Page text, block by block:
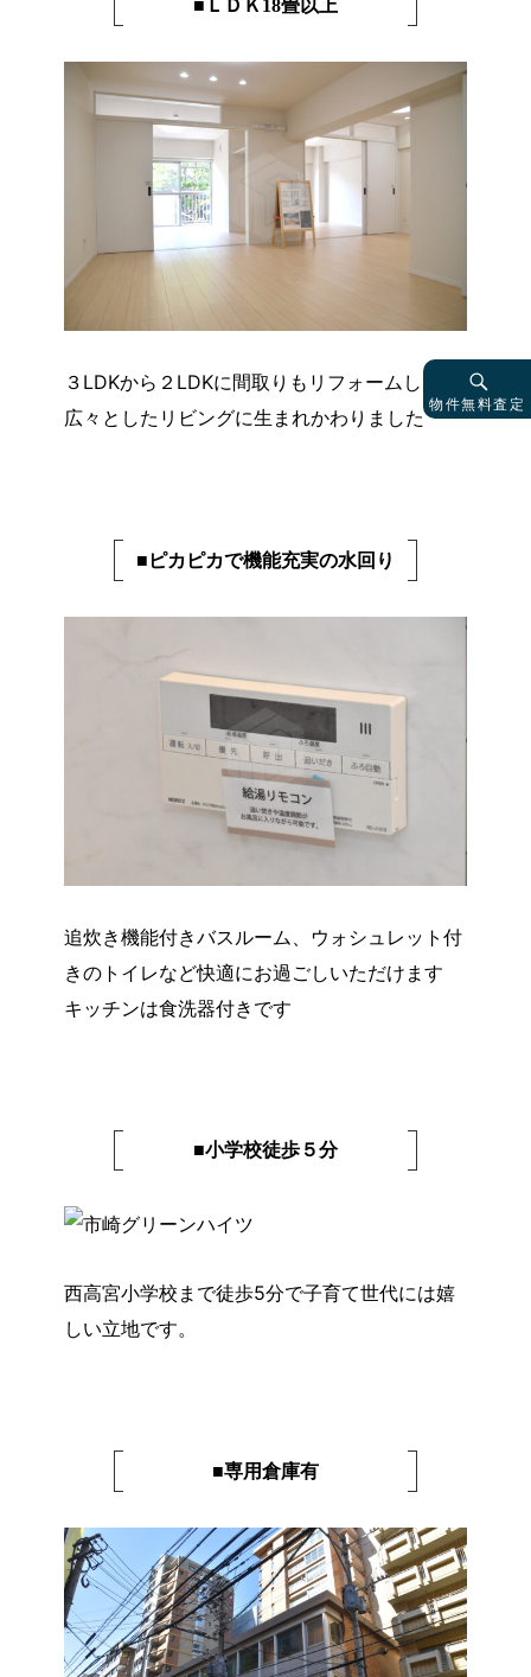
■ＬＤＫ18畳以上
３LDKから２LDKに間取りもリフォームして、
広々としたリビングに生まれかわりました
■ピカピカで機能充実の水回り
追炊き機能付きバスルーム、ウォシュレット付
きのトイレなど快適にお過ごしいただけます
キッチンは食洗器付きです
■小学校徒歩５分
西高宮小学校まで徒歩5分で子育て世代には嬉
しい立地です。
■専用倉庫有
物件無料査定